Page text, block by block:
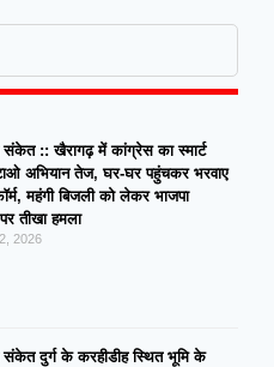
संकेत :: खैरागढ़ में कांग्रेस का स्मार्ट
अभियान तेज, घर-घर पहुंचकर भरवाए
महंगी बिजली को लेकर भाजपा
तीखा हमला
2026
संकेत दुर्ग के करहीडीह स्थित भूमि के